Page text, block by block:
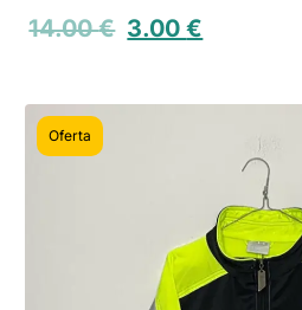
14.00€ 3.00€
Oferta